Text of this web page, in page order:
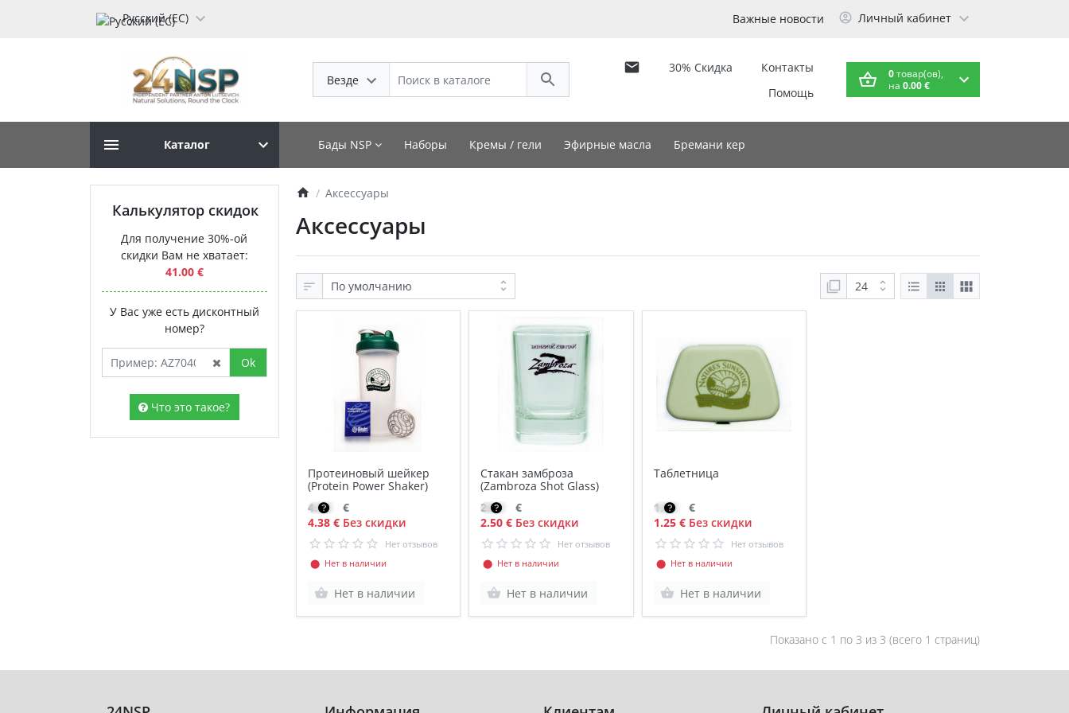
Русский (ЕС) Важные новости Личный кабинет
30% Скидка
Контакты
Помощь
Везде 0товар(ов),
на 0.00 €
Каталог Бады NSP Наборы Кремы / гели Эфирные масла Бремани кер
Калькулятор скидок
Для получение 30%-ой
скидки Вам не хватает:
41.00 €
У Вас уже есть дисконтный
номер?
Ok
Что это такое?
Аксессуары
Аксессуары
Протеиновый шейкер
(Protein Power Shaker)
4.38
€
4.38 €Без скидки
Нет отзывов
⬤ Нет в наличии
Нет в наличии
Стакан замброза
(Zambroza Shot Glass)
2.50
€
2.50 € Без скидки
Нет отзывов
⬤ Нет в наличии
Нет в наличии
Таблетница
1.06
€
1.25 €Без скидки
Нет отзывов
⬤ Нет в наличии
Нет в наличии
Показано с 1 по 3 из 3 (всего 1 страниц)